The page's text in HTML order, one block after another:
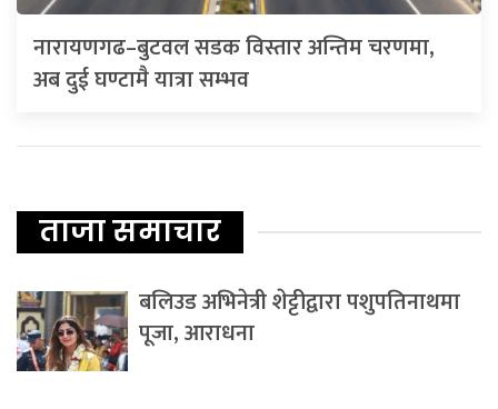
नारायणगढ–बुटवल सडक विस्तार अन्तिम चरणमा,
अब दुई घण्टामै यात्रा सम्भव
ताजा समाचार
बलिउड अभिनेत्री शेट्टीद्वारा पशुपतिनाथमा
पूजा, आराधना